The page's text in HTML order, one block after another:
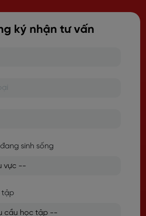
ký nhận tư vấn
sinh sống
tập